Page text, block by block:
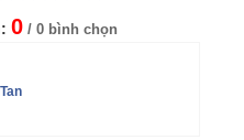
0 / 0 bình chọn